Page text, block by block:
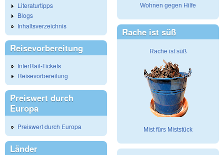
Literaturtipps
Blogs
Inhaltsverzeichnis
Reisevorbereitung
InterRail-Tickets
Reisevorbereitung
Preiswert durch
Europa
Preiswert durch Europa
Länder
Wohnen gegen Hilfe
Rache ist süß
Rache ist süß
Mist fürs Miststück